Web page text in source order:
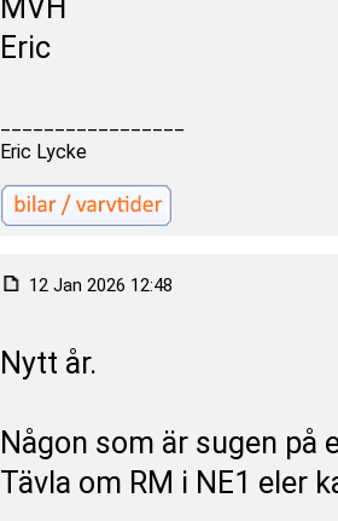
MVH
Eric
Eric Lycke
12 Jan 2026 12:48
Nytt år.
Någon som är sugen på
Tävla om RM i NE1 eler